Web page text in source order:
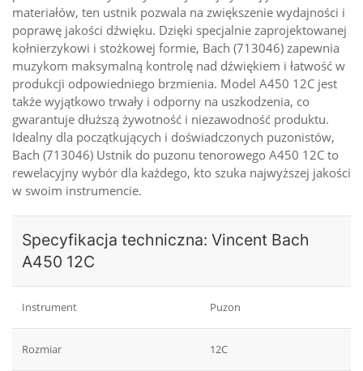
materiałów, ten ustnik pozwala na zwiększenie wydajności i
poprawę jakości dźwięku. Dzięki specjalnie zaprojektowanej
kołnierzykowi i stożkowej formie, Bach (713046) zapewnia
muzykom maksymalną kontrolę nad dźwiękiem i łatwość w
produkcji odpowiedniego brzmienia. Model A450 12C jest
także wyjątkowo trwały i odporny na uszkodzenia, co
gwarantuje dłuższą żywotność i niezawodność produktu.
Idealny dla początkujących i doświadczonych puzonistów,
Bach (713046) Ustnik do puzonu tenorowego A450 12C to
rewelacyjny wybór dla każdego, kto szuka najwyższej jakości
w swoim instrumencie.
Specyfikacja techniczna: Vincent Bach
A450 12C
Instrument Puzon
Rozmiar 12C